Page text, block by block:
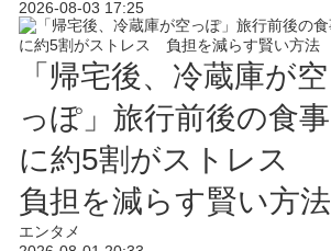
2026-08-03 17:25
「帰宅後、冷蔵庫が空
っぽ」旅行前後の食事
に約5割がストレス
負担を減らす賢い方法
エンタメ